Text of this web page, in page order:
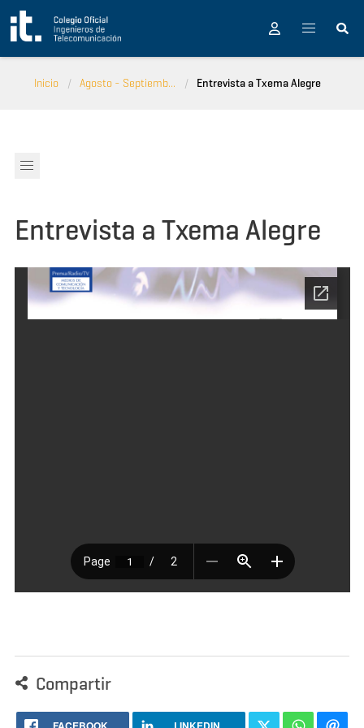
Pasar al contenido principal
Inicio Agosto - Septiemb... Entrevista a Txema Alegre
Entrevista a Txema Alegre
Compartir